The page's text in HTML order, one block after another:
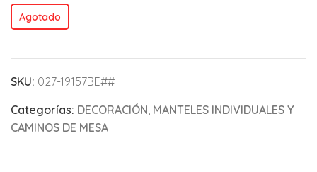
Agotado
SKU: 027-19157BE##
Categorías: DECORACIÓN, MANTELES INDIVIDUALES Y
CAMINOS DE MESA